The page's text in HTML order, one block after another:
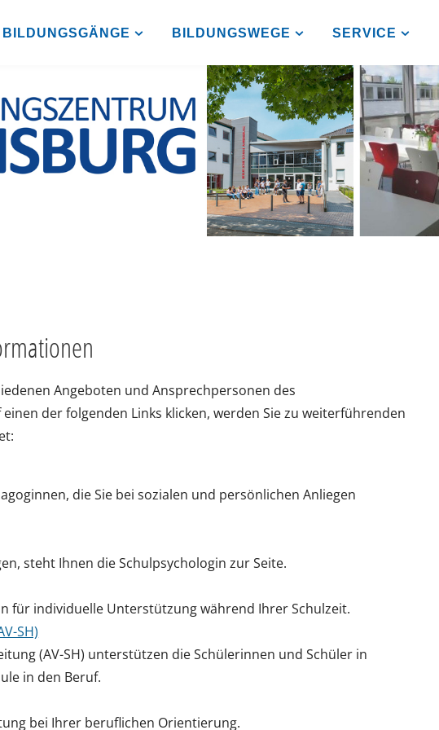
BILDUNGSGÄNGE BILDUNGSWEGE SERVICE
Angeboten und Ansprechpersonen des
der folgenden Links klicken, werden Sie zu weiterführenden
die Sie bei sozialen und persönlichen Anliegen
steht Ihnen die Schulpsychologin zur Seite.
für individuelle Unterstützung während Ihrer Schulzeit.
SH)
(AV-SH) unterstützen die Schülerinnen und Schüler in
in den Beruf.
bei Ihrer beruflichen Orientierung.